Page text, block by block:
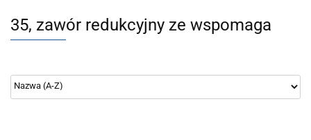
35, zawór redukcyjny ze wspomaga